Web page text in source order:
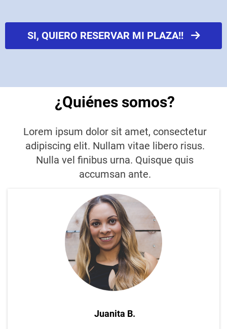
SI, QUIERO RESERVAR MI PLAZA!!
¿Quiénes somos?
Lorem ipsum dolor sit amet, consectetur
adipiscing elit. Nullam vitae libero risus.
Nulla vel finibus urna. Quisque quis
accumsan ante.
Juanita B.